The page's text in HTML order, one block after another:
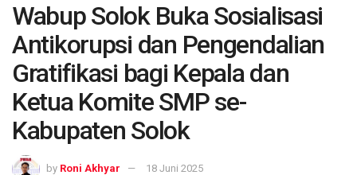
Wabup Solok Buka Sosialisasi
Antikorupsi dan Pengendalian
Gratifikasi bagi Kepala dan
Ketua Komite SMP se-
Kabupaten Solok
by Roni Akhyar 18 Juni 2025